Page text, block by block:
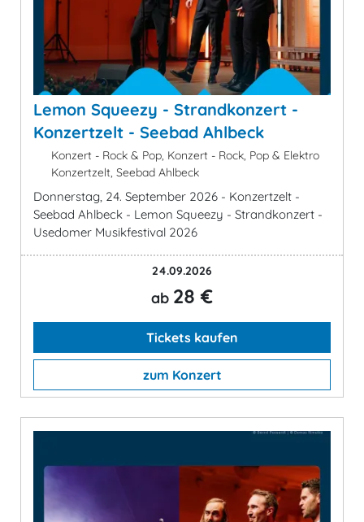
Lemon Squeezy - Strandkonzert -
Konzertzelt - Seebad Ahlbeck
Konzert - Rock & Pop, Konzert - Rock, Pop & Elektro
Konzertzelt, Seebad Ahlbeck
Donnerstag, 24. September 2026 - Konzertzelt -
Seebad Ahlbeck - Lemon Squeezy - Strandkonzert -
Usedomer Musikfestival 2026
24.09.2026
ab 28 €
Tickets kaufen
zum Konzert